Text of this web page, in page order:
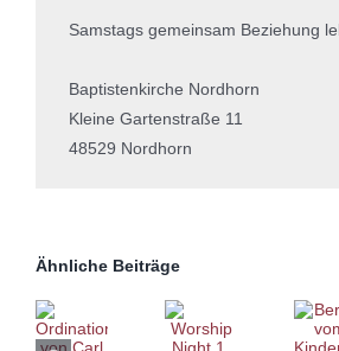
Samstags gemeinsam Beziehung
Baptistenkirche Nordhorn
Kleine Gartenstraße 11
48529 Nordhorn
Ähnliche Beiträge